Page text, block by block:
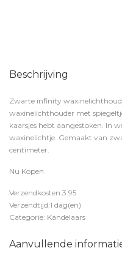
Beschrijving
Zwarte infinity
waxinelichthouder met
kaarsjes hebt aangestoken. In
waxinelichtje. Gemaakt van
centimeter.
Nu Kopen
Verzendkosten:3.95
Verzendtijd:1 dag(en)
Categorie: Kandelaars
Aanvullende